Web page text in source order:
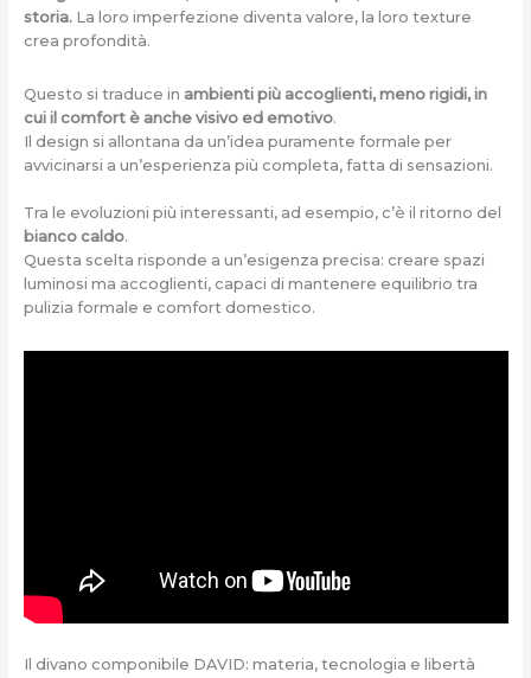
storia. La loro imperfezione diventa valore, la loro texture
crea profondità.
Questo si traduce in ambienti più accoglienti, meno rigidi, in
cui il comfort è anche visivo ed emotivo.
Il design si allontana da un’idea puramente formale per
avvicinarsi a un’esperienza più completa, fatta di sensazioni.
Tra le evoluzioni più interessanti, ad esempio, c’è il ritorno del
bianco caldo.
Questa scelta risponde a un’esigenza precisa: creare spazi
luminosi ma accoglienti, capaci di mantenere equilibrio tra
pulizia formale e comfort domestico.
Il divano componibile DAVID: materia, tecnologia e libertà